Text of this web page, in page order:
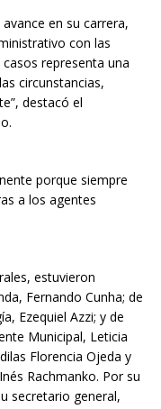
en su carrera,
con las
representa una
circunstancias,
destacó el
porque siempre
a los agentes
estuvieron
Fernando Cunha; de
Ezequiel Azzi; y de
Municipal, Leticia
Florencia Ojeda y
Rachmanko. Por su
secretario general,